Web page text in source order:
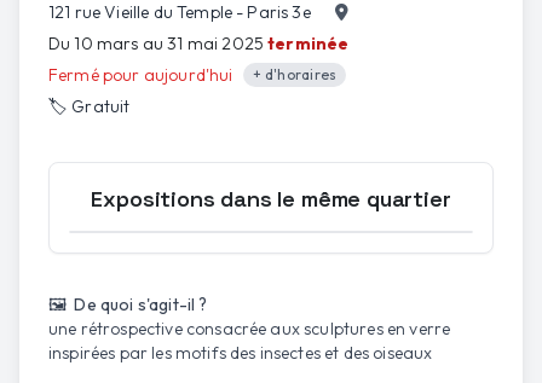
121 rue Vieille du Temple - Paris 3e
Du 10 mars au 31 mai 2025terminée
Fermé pour aujourd'hui
+ d'horaires
🏷️ Gratuit
Expositions dans le même quartier
🖼️ De quoi s'agit-il ?
une rétrospective consacrée aux sculptures en verre
inspirées par les motifs des insectes et des oiseaux